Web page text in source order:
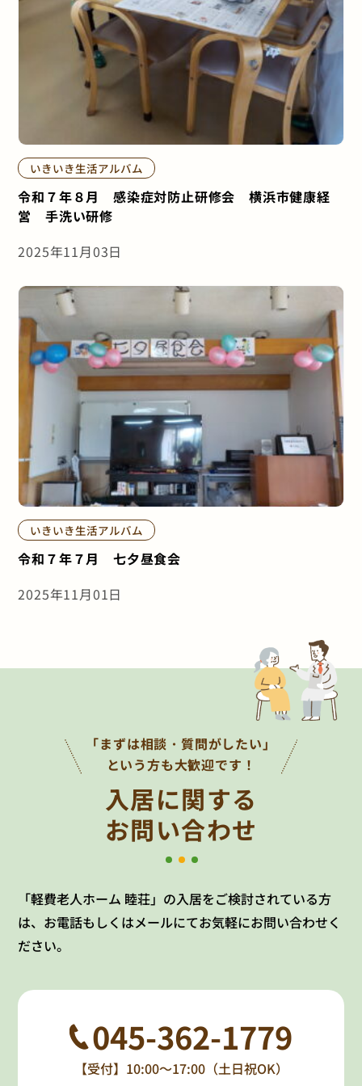
いきいき生活アルバム
令和７年８月 感染症対防止研修会 横浜市健康経
営 手洗い研修
2025年11月03日
いきいき生活アルバム
令和７年７月 七夕昼食会
2025年11月01日
「まずは相談・質問がしたい」
という方も大歓迎です！
入居に関する
お問い合わせ
「軽費老人ホーム 睦荘」の入居をご検討されている方
は、お電話もしくはメールにてお気軽にお問い合わせく
ださい。
045-362-1779
【受付】10:00～17:00（土日祝OK）